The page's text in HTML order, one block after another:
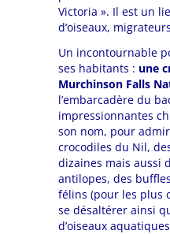
Victoria ». Il est un
d’oiseaux,
Un incontournable
ses habitants : une
Murchinson Falls
l’embarcadère du
impressionnantes
son nom, pour
crocodiles du Nil,
dizaines mais aussi
antilopes, des
félins (pour les plus
se désaltérer ainsi
d’oiseaux